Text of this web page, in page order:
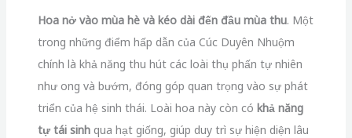
Hoa nở vào mùa hè và kéo dài đến đầu mùa thu. Một
trong những điểm hấp dẫn của Cúc Duyên Nhuộm
chính là khả năng thu hút các loài thụ phấn tự nhiên
như ong và bướm, đóng góp quan trọng vào sự phát
triển của hệ sinh thái. Loài hoa này còn có khả năng
tự tái sinhqua hạt giống, giúp duy trì sự hiện diện lâu